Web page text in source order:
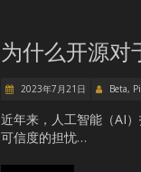
为什么开源对
2023年7月21日 Beta,
近年来，人工智能（AI
可信度的担忧…